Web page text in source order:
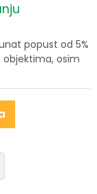
popust od 5%
osim